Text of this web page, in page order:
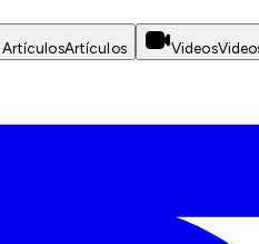
ArtículosArtículos Videos